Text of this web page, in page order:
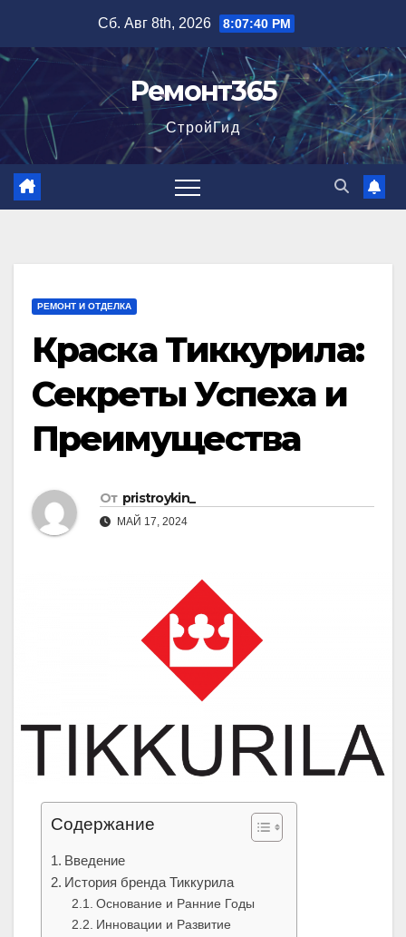
содержимому
Сб. Авг 8th, 2026 8:07:41 PM
Ремонт365
СтройГид
РЕМОНТ И ОТДЕЛКА
Краска Тиккурила:
Секреты Успеха и
Преимущества
От pristroykin_
МАЙ 17, 2024
Содержание
Введение
История бренда Тиккурила
Основание и Ранние Годы
Инновации и Развитие